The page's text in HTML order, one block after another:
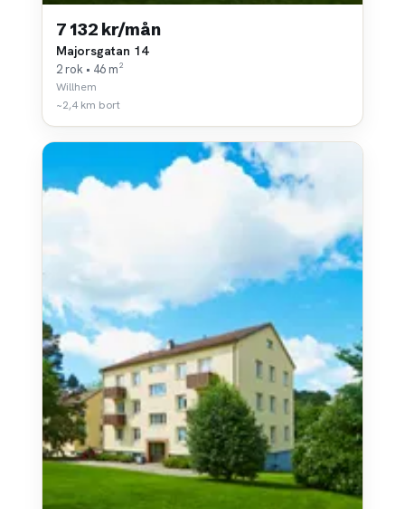
7 132 kr/mån
Majorsgatan 14
2 rok • 46 m²
Willhem
~2,4 km bort